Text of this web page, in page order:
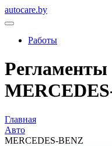
autocare.by
Работы
Главная
Авто
MERCEDES-BENZ